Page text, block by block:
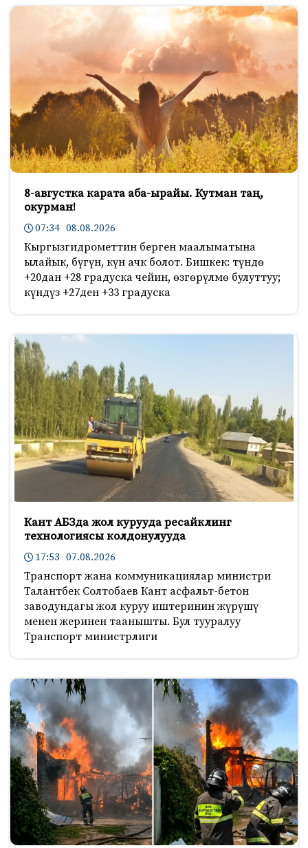
8-августка карата аба-ырайы. Кутман таң,
окурман!
07:34 08.08.2026
Кыргызгидрометтин берген маалыматына
ылайык, бүгүн, күн ачк болот. Бишкек: түндө
+20дан +28 градуска чейин, өзгөрүлмө булуттуу;
күндүз +27ден +33 градуска
Кант АБЗда жол курууда ресайклинг
технологиясы колдонулууда
17:53 07.08.2026
Транспорт жана коммуникациялар министри
Талантбек Солтобаев Кант асфальт-бетон
заводундагы жол куруу иштеринин жүрүшү
менен жеринен таанышты. Бул тууралуу
Транспорт министрлиги